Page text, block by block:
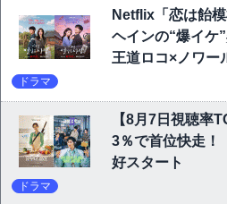
Netflix「恋は飴
ヘインの“爆イケ
王道ロコ×ノワー
ドラマ
【8月7日視聴率
3％で首位快走！
好スタート
ドラマ